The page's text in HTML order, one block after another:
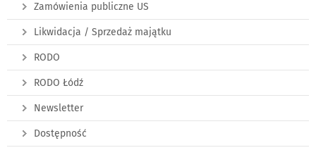
Zamówienia publiczne US
Likwidacja / Sprzedaż majątku
RODO
RODO Łódź
Newsletter
Dostępność